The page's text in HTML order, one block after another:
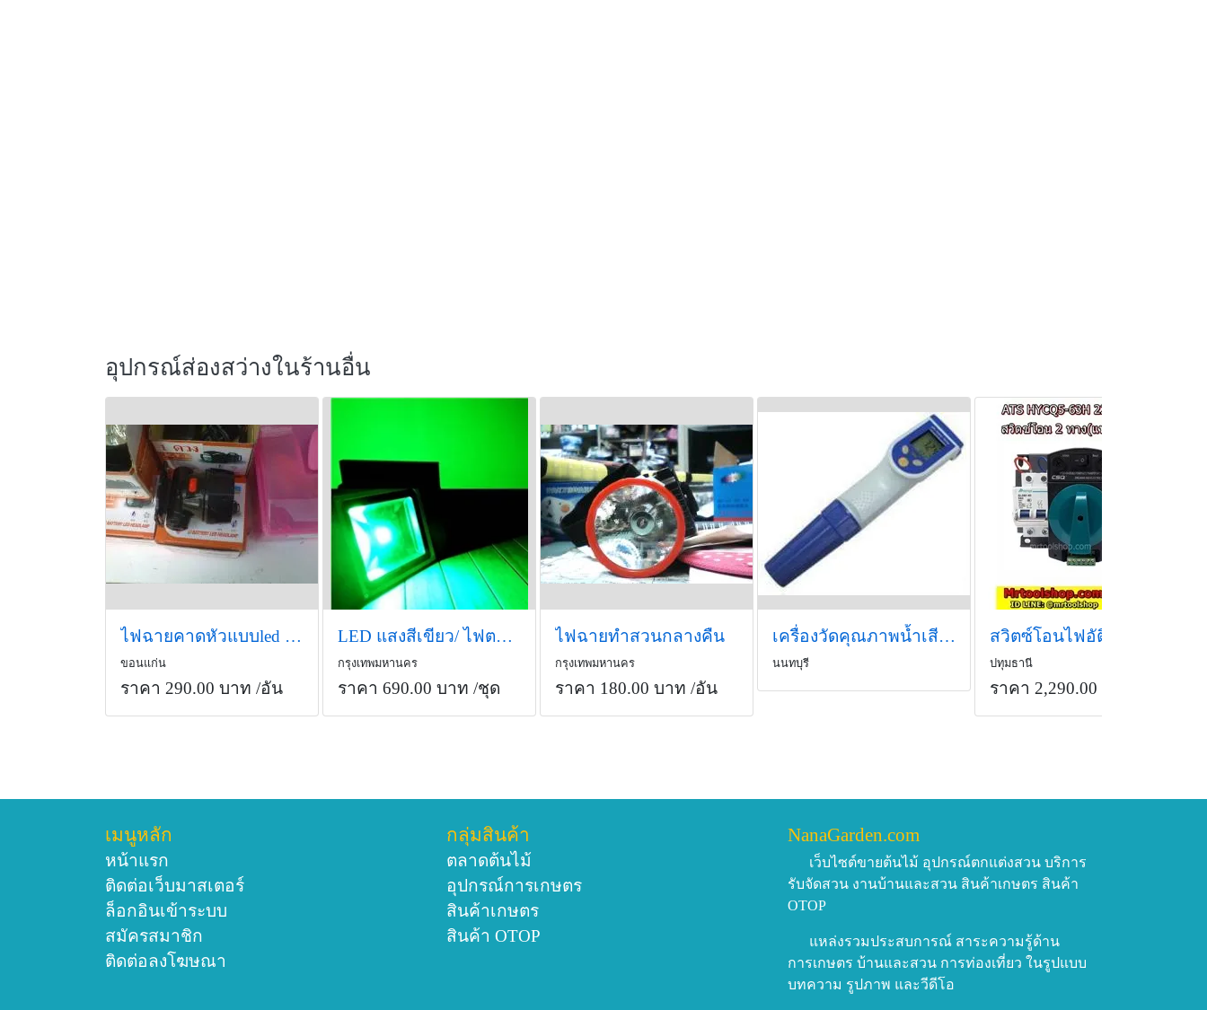
อุปกรณ์ส่องสว่างในร้านอื่น
ไฟฉายคาดหัวแบบled 1ดวง
ขอนแก่น
ราคา 290.00 บาท /อัน
LED แสงสีเขียว/ ไฟตกหมึก/ LED ฟรัคไลท์ แสงสีเขียว
กรุงเทพมหานคร
ราคา 690.00 บาท /ชุด
ไฟฉายทำสวนกลางคืน
กรุงเทพมหานคร
ราคา 180.00 บาท /อัน
เครื่องวัดคุณภาพน้ำเสียรวม (AMT-03R)
นนทบุรี ปทุมธานี
ราคา 2,290.00 บาท
เมนูหลัก
หน้าแรก
ติดต่อเว็บมาสเตอร์
ล็อกอินเข้าระบบ
สมัครสมาชิก
ติดต่อลงโฆษณา
กลุ่มสินค้า
ตลาดต้นไม้
อุปกรณ์การเกษตร
สินค้าเกษตร
สินค้า OTOP
NanaGarden.com
เว็บไซต์ขายต้นไม้ อุปกรณ์ตกแต่งสวน บริการ
รับจัดสวน งานบ้านและสวน สินค้าเกษตร สินค้า
OTOP
แหล่งรวมประสบการณ์ สาระความรู้ด้าน
การเกษตร บ้านและสวน การท่องเที่ยว ในรูปแบบ
บทความ รูปภาพ และวีดีโอ